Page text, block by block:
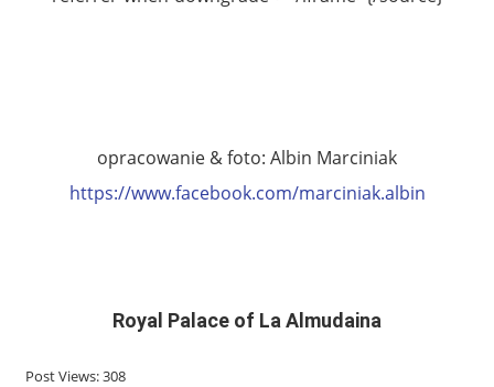
opracowanie & foto: Albin Marciniak
https://www.facebook.com/marciniak.albin
Royal Palace of La Almudaina
Post Views:308